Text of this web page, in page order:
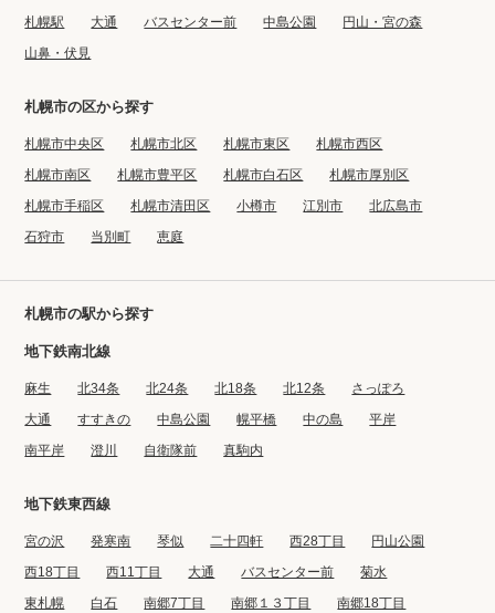
札幌駅 大通 バスセンター前 中島公園
円山・宮の森
山鼻・伏見
札幌市の区から探す
札幌市中央区 札幌市北区 札幌市東区
札幌市西区
札幌市南区
札幌市豊平区 札幌市白石区
札幌市厚別区
札幌市手稲区
札幌市清田区 小樽市 江別市
北広島市
石狩市
当別町 恵庭
札幌市の駅から探す
地下鉄南北線
麻生 北34条 北24条 北18条 北12条
さっぽろ
大通
すすきの 中島公園 幌平橋 中の島
平岸
南平岸
澄川 自衛隊前 真駒内
地下鉄東西線
宮の沢 発寒南 琴似 二十四軒 西28丁目
円山公園
西18丁目
西11丁目 大通 バスセンター前
菊水
東札幌
白石 南郷7丁目 南郷１３丁目
南郷18丁目